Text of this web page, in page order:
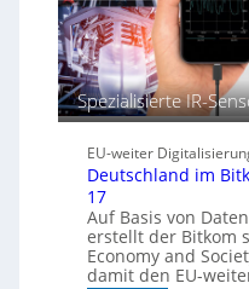
i
s
c
h
b
e
s
s
r
e
M
a
Spezialisierte IR-
EU-weiter
Deutschland im
17
Auf Basis von
erstellt der Bitkom
Economy and
damit den EU-